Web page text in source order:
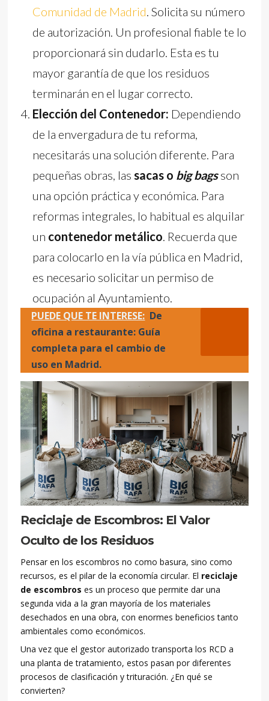
Comunidad de Madrid. Solicita su número
de autorización. Un profesional fiable te lo
proporcionará sin dudarlo. Esta es tu
mayor garantía de que los residuos
terminarán en el lugar correcto.
Elección del Contenedor: Dependiendo
de la envergadura de tu reforma,
necesitarás una solución diferente. Para
pequeñas obras, lassacas o big bagsson
una opción práctica y económica. Para
reformas integrales, lo habitual es alquilar
un contenedor metálico. Recuerda que
para colocarlo en la vía pública en Madrid,
es necesario solicitar un permiso de
ocupación al Ayuntamiento.
PUEDE QUE TE INTERESE: De
oficina a restaurante: Guía
completa para el cambio de
uso en Madrid.
Reciclaje de Escombros: El Valor
Oculto de los Residuos
Pensar en los escombros no como basura, sino como
recursos, es el pilar de la economía circular. El reciclaje
de escombros es un proceso que permite dar una
segunda vida a la gran mayoría de los materiales
desechados en una obra, con enormes beneficios tanto
ambientales como económicos.
Una vez que el gestor autorizado transporta los RCD a
una planta de tratamiento, estos pasan por diferentes
procesos de clasificación y trituración. ¿En qué se
convierten?